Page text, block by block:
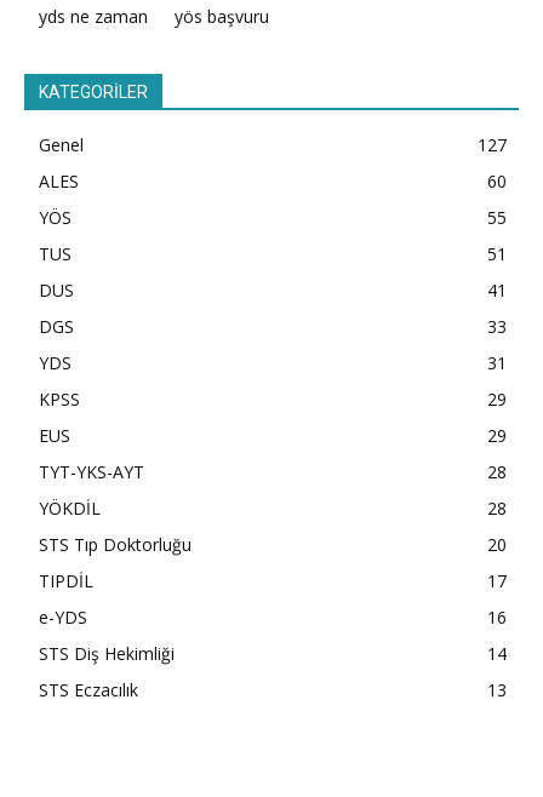
yds ne zaman
yös başvuru
KATEGORİLER
Genel
127
ALES
60
YÖS
55
TUS
51
DUS
41
DGS
33
YDS
31
KPSS
29
EUS
29
TYT-YKS-AYT
28
YÖKDİL
28
STS Tıp Doktorluğu
20
TIPDİL
17
e-YDS
16
STS Diş Hekimliği
14
STS Eczacılık
13